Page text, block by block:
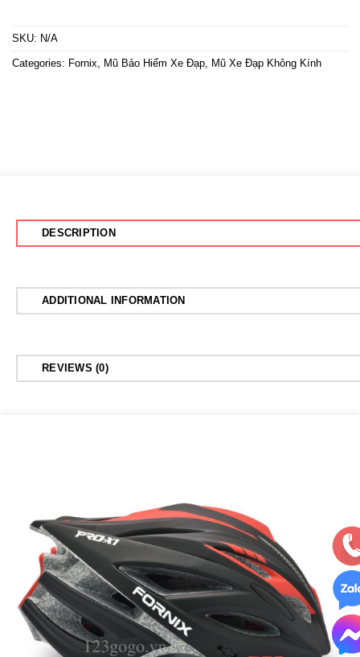
SKU: N/A
Categories: Fornix Mũ Bảo Hiểm Xe Đạp Mũ Xe Đạp Không Kính
DESCRIPTION
ADDITIONAL INFORMATION
REVIEWS (0)